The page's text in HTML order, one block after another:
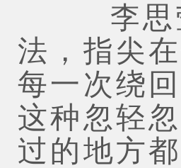
李思莹
法，指尖
每一次绕
这种忽轻
过的地方